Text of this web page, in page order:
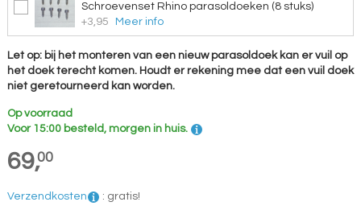
Schroevenset Rhino parasoldoeken (8 stuks)
+3,95
Meer info
Let op: bij het monteren van een nieuw parasoldoek kan er vuil op
het doek terecht komen. Houdt er rekening mee dat een vuil doek
niet geretourneerd kan worden.
Op voorraad
Voor 15:00 besteld, morgen in huis.
69,00
Verzendkosten : gratis!